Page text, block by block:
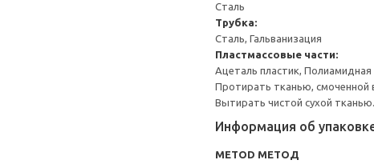
Сталь
Трубка:
Сталь, Гальванизация
Пластмассовые части:
Ацеталь пластик,
Протирать тканью,
Вытирать чистой сухой тканью.
Информация об
METOD МЕТОД